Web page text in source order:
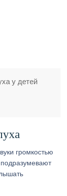
у детей
громкостью